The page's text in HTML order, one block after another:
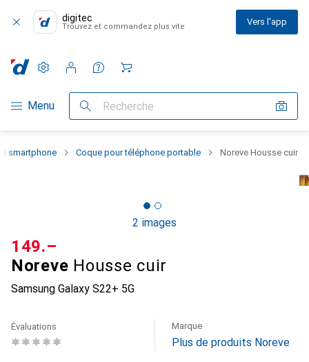
digitec
Trouvez et commandez plus vite Vers l'app
Navigation par catégorie
Menu Recherche
Paramètres
Compte client
Listes de comparaison
Listes d'envies
Panier
smartphone Coque pour téléphone portable Noreve Housse cuir
2 images
Noreve Housse cuir
Samsung Galaxy S22+ 5G
CHF
149.–
Évaluations Marque
Plus de produits Noreve